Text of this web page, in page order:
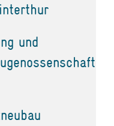
und